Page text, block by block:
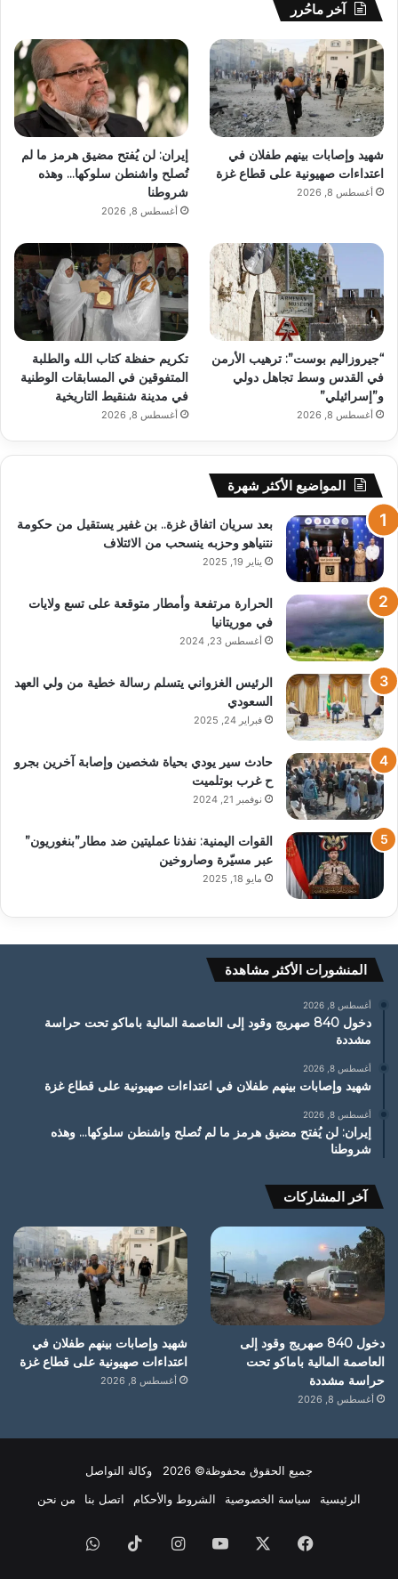
آخر ماحُرر
شهيد وإصابات بينهم طفلان في
اعتداءات صهيونية على قطاع غزة
أغسطس 8, 2026
إيران: لن يُفتح مضيق هرمز ما لم
تُصلح واشنطن سلوكها… وهذه
شروطنا
أغسطس 8, 2026
“جيروزاليم بوست”: ترهيب الأرمن
في القدس وسط تجاهل دولي
و”إسرائيلي”
أغسطس 8, 2026
تكريم حفظة كتاب الله والطلبة
المتفوقين في المسابقات الوطنية
في مدينة شنقيط التاريخية
أغسطس 8, 2026
المواضيع الأكثر شهرة
بعد سريان اتفاق غزة.. بن غفير يستقيل من حكومة
نتنياهو وحزبه ينسحب من الائتلاف
يناير 19, 2025
الحرارة مرتفعة وأمطار متوقعة على تسع ولايات
في موريتانيا
أغسطس 23, 2024
الرئيس الغزواني يتسلم رسالة خطية من ولي العهد
السعودي
فبراير 24, 2025
حادث سير يودي بحياة شخصين وإصابة آخرين بجرو
ح غرب بوتلميت
نوفمبر 21, 2024
القوات اليمنية: نفذنا عمليتين ضد مطار”بنغوريون”
عبر مسيّرة وصاروخين
مايو 18, 2025
المنشورات الأكثر مشاهدة
أغسطس 8, 2026
دخول 840 صهريج وقود إلى العاصمة المالية باماكو تحت حراسة
مشددة
أغسطس 8, 2026
شهيد وإصابات بينهم طفلان في اعتداءات صهيونية على قطاع غزة
أغسطس 8, 2026
إيران: لن يُفتح مضيق هرمز ما لم تُصلح واشنطن سلوكها… وهذه
شروطنا
آخر المشاركات
دخول 840 صهريج وقود إلى
العاصمة المالية باماكو تحت
حراسة مشددة
أغسطس 8, 2026
شهيد وإصابات بينهم طفلان في
اعتداءات صهيونية على قطاع غزة
أغسطس 8, 2026
جميع الحقوق محفوظة© 2026 وكالة التواصل
الرئيسية
سياسة الخصوصية الشروط والأحكام اتصل بنا من نحن
فيسبوك يوتيوبانستقرام ‫TikTokواتساب